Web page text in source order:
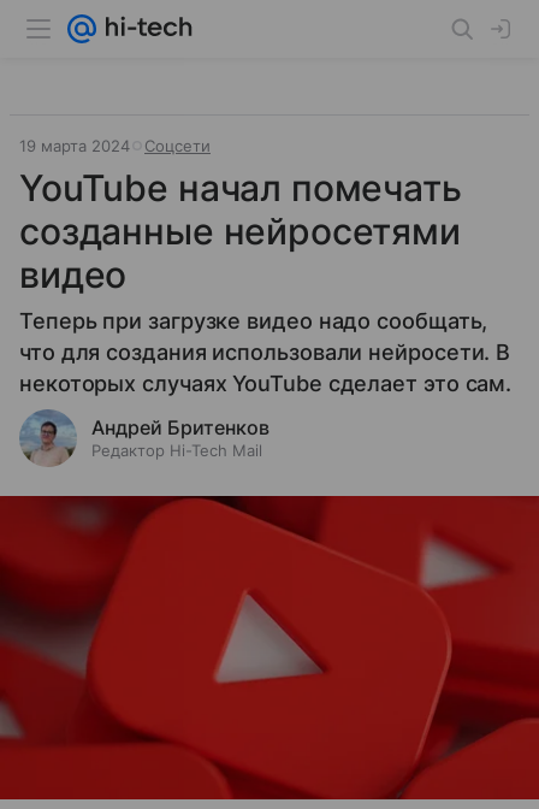
19 марта 2024 Соцсети
YouTube начал помечать
созданные нейросетями
видео
Теперь при загрузке видео надо сообщать,
что для создания использовали нейросети. В
некоторых случаях YouTube сделает это сам.
Андрей Бритенков
Редактор Hi-Tech Mail